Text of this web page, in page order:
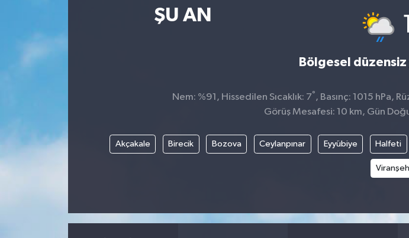
ŞU AN
Bölgesel düzensiz
Nem: %91, Hissedilen Sıcaklık: 7°, Basınç: 1015 hPa,
Görüş Mesafesi: 10 km, Gün
Akçakale Birecik Bozova Ceylanpınar Eyyübiye Halfeti